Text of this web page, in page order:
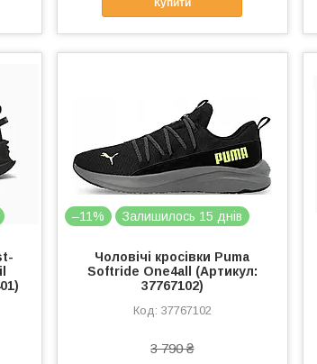
–11% Залишилось 15 днів
Чоловічі кросівки Puma
Softride One4all (Артикул:
37767102)
37767102
3 790 ₴